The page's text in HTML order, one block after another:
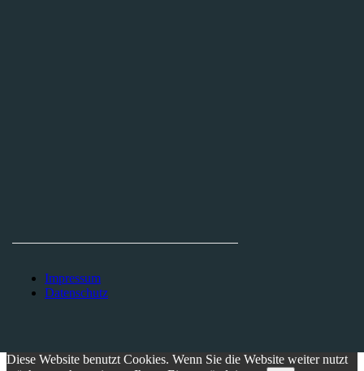
Impressum
Datenschutz
Diese Website benutzt Cookies. Wenn Sie die Website weiter nutzt